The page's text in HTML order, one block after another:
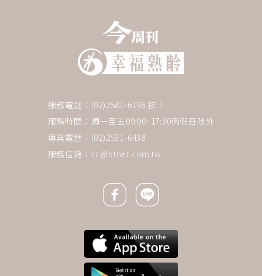
服務電話：(02)2581-6196 按 1
服務時間：週一至五09:00~17:30例假日除外
傳真電話：(02)2531-6438
服務信箱： cc@btnet.com.tw
Facebook icon
Line icon